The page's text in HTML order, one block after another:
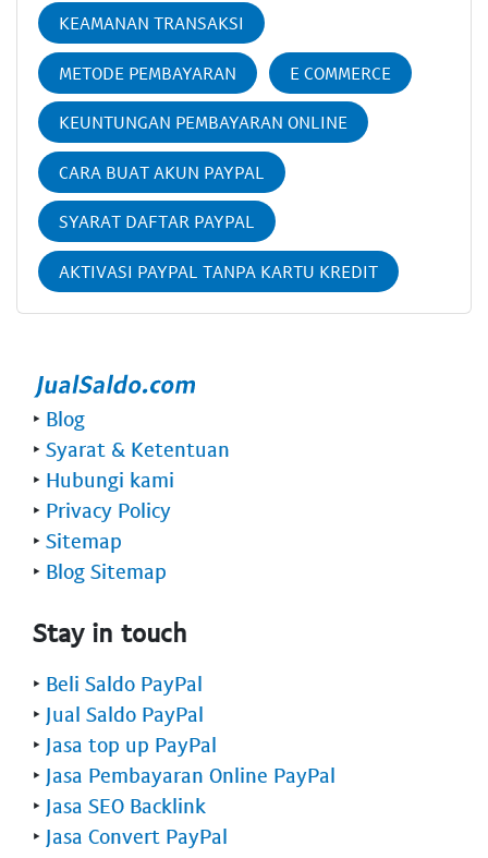
KEAMANAN TRANSAKSI
METODE PEMBAYARAN E COMMERCE
KEUNTUNGAN PEMBAYARAN ONLINE
CARA BUAT AKUN PAYPAL
SYARAT DAFTAR PAYPAL
AKTIVASI PAYPAL TANPA KARTU KREDIT
‣ Blog
‣ Syarat & Ketentuan
‣ Hubungi kami
‣ Privacy Policy
‣ Sitemap
‣ Blog Sitemap
Stay in touch
‣ Beli Saldo PayPal
‣ Jual Saldo PayPal
‣ Jasa top up PayPal
‣ Jasa Pembayaran Online PayPal
‣ Jasa SEO Backlink
‣ Jasa Convert PayPal